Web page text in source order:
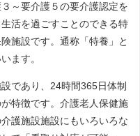
～要介護５の要介護認定を
活を過ごすことのできる特
施設です。通称「特養」と
ます。
であり、24時間365日体制
特徴です。介護老人保健施
護施設施設にもいろいろな